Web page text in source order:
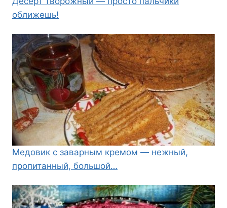
оближешь!
Медовик с заварным кремом — нежный,
пропитанный, большой…